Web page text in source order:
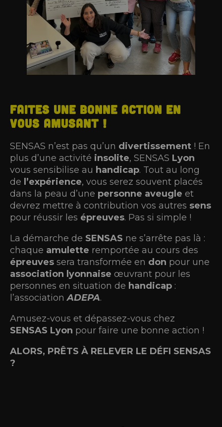
Faites une bonne action en
vous amusant !
SENSAS n’est pas qu’un divertissement ! En
plus d’une activité insolite, SENSAS Lyon
vous sensibilise au handicap. Tout au long
de l’expérience, vous serez souvent placés
dans la peau d’une personne aveugle et
devrez mettre à contribution vos autres sens
pour réussir les épreuves. Pas si simple !
La démarche de SENSAS ne s’arrête pas là :
chaque amulette remportée au cours des
épreuves sera transformée en don pour une
association lyonnaise œuvrant pour les
personnes en situation de handicap :
l’associationADEPA.
Amusez-vous et dépassez-vous chez
SENSAS Lyon pour faire une bonne action !
ALORS, PRÊTS À RELEVER LE DÉFI SENSAS
?